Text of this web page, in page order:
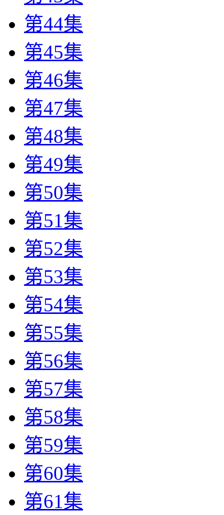
第44集
第45集
第46集
第47集
第48集
第49集
第50集
第51集
第52集
第53集
第54集
第55集
第56集
第57集
第58集
第59集
第60集
第61集